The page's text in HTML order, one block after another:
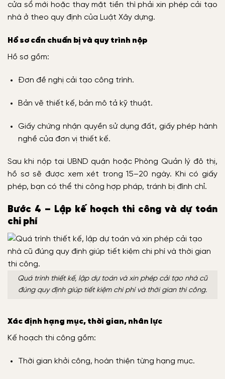
cửa sổ mới hoặc thay mặt tiền thì phải xin phép cải tạo
nhà ở theo quy định của Luật Xây dựng.
Hồ sơ cần chuẩn bị và quy trình nộp
Hồ sơ gồm:
Đơn đề nghị cải tạo công trình.
Bản vẽ thiết kế, bản mô tả kỹ thuật.
Giấy chứng nhận quyền sử dụng đất, giấy phép hành
nghề của đơn vị thiết kế.
Sau khi nộp tại UBND quận hoặc Phòng Quản lý đô thị,
hồ sơ sẽ được xem xét trong 15–20 ngày. Khi có giấy
phép, bạn có thể thi công hợp pháp, tránh bị đình chỉ.
Bước 4 – Lập kế hoạch thi công và dự toán
chi phí
Quá trình thiết kế, lập dự toán và xin phép cải tạo nhà cũ
đúng quy định giúp tiết kiệm chi phí và thời gian thi công.
Xác định hạng mục, thời gian, nhân lực
Kế hoạch thi công gồm:
Thời gian khởi công, hoàn thiện từng hạng mục.